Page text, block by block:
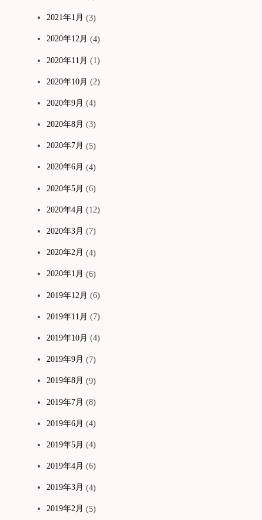
2021年1月 (3)
2020年12月 (4)
2020年11月 (1)
2020年10月 (2)
2020年9月 (4)
2020年8月 (3)
2020年7月 (5)
2020年6月 (4)
2020年5月 (6)
2020年4月 (12)
2020年3月 (7)
2020年2月 (4)
2020年1月 (6)
2019年12月 (6)
2019年11月 (7)
2019年10月 (4)
2019年9月 (7)
2019年8月 (9)
2019年7月 (8)
2019年6月 (4)
2019年5月 (4)
2019年4月 (6)
2019年3月 (4)
2019年2月 (5)